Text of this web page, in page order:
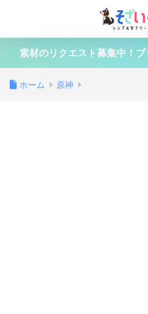
素材のリクエスト募集中！ブ
ホーム 原神